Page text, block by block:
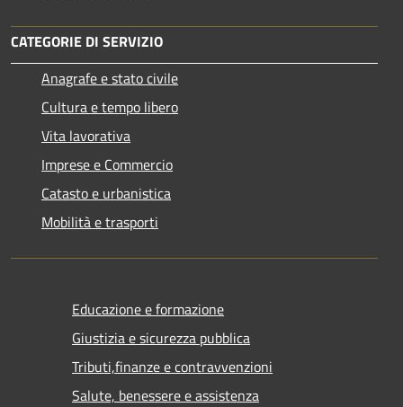
CATEGORIE DI SERVIZIO
Anagrafe e stato civile
Cultura e tempo libero
Vita lavorativa
Imprese e Commercio
Catasto e urbanistica
Mobilità e trasporti
Educazione e formazione
Giustizia e sicurezza pubblica
Tributi,finanze e contravvenzioni
Salute, benessere e assistenza